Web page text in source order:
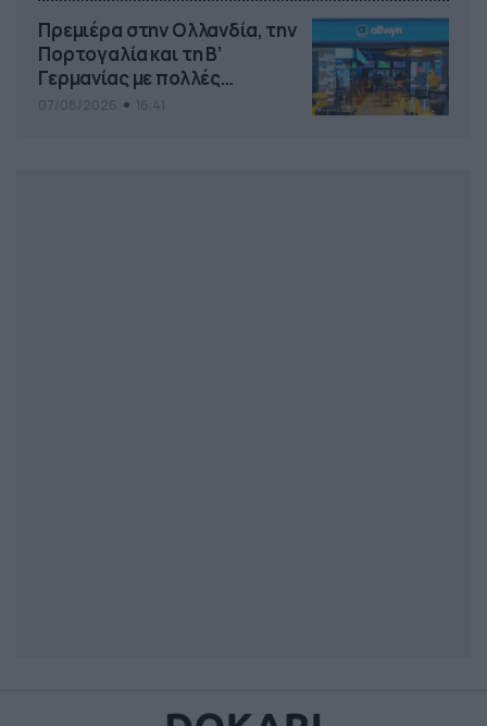
Πρεμιέρα στην Ολλανδία, την
Πορτογαλία και τη Β’
Γερμανίας με πολλές
στοιχηματικές επιλογές από